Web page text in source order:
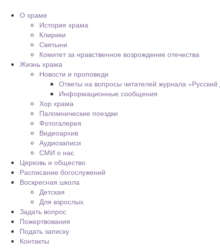
О храме
История храма
Клирики
Святыни
Комитет за нравственное возрождение отечества
Жизнь храма
Новости и проповеди
Ответы на вопросы читателей журнала
Информационные сообщения
Хор храма
Паломнические поездки
Фотогалерея
Видеоархив
Аудиозаписи
СМИ о нас
Церковь и общество
Расписание богослужений
Воскресная школа
Детская
Для взрослых
Задать вопрос
Пожертвования
Подать записку
Контакты